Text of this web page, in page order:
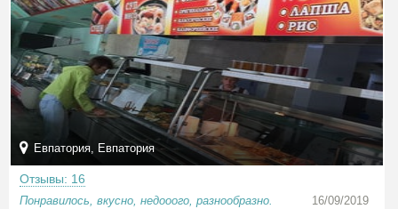
Евпатория, Евпатория
Отзывы: 16
Понравилось, вкусно, недооого, разнообразно.
16/09/2019